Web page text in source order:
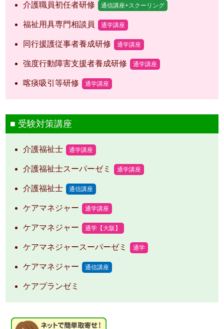
介護職員初任者研修 通信講座+スクーリング
福祉用具専門相談員 通学講座
同行援護従事者養成研修 通学講座
強度行動障害支援者養成研修 通学講座
喀痰吸引等研修 通学講座
受験対策講座
介護福祉士 通学講座
介護福祉士スーパーゼミ 通学講座
介護福祉士 通信講座
ケアマネジャー 通学講座
ケアマネジャー 通学【大阪】
ケアマネジャースーパーゼミ 通学
ケアマネジャー 通信講座
ケアプランゼミ